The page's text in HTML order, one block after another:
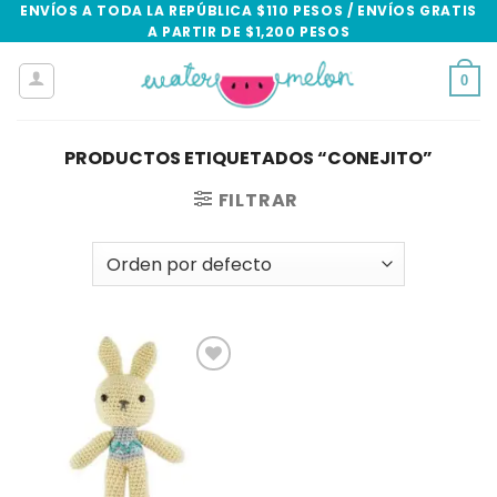
Skip
to
content
ENVÍOS A TODA LA REPÚBLICA $110 PESOS / ENVÍOS GRATIS
A PARTIR DE $1,200 PESOS
0
PRODUCTOS ETIQUETADOS “CONEJITO”
FILTRAR